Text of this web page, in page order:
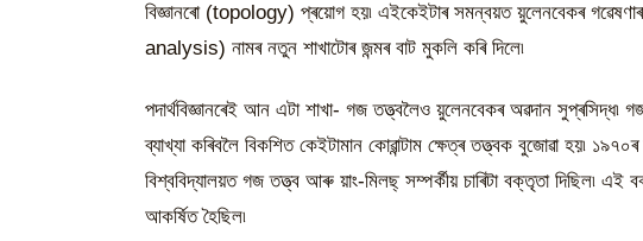
বিজ্ঞানৰো (topology) প্ৰয়োগ হয়৷ এইকেইটাৰ সমন্বয়ত য়ুলেনবেকৰ
analysis) নামৰ নতুন শাখাটোৰ জন্মৰ বাট মুকলি কৰি দিলে৷
পদাৰ্থবিজ্ঞানৰেই আন এটা শাখা- গজ তত্ত্বলৈও য়ুলেনবেকৰ অৱদান
ব্যাখ্যা কৰিবলৈ বিকশিত কেইটামান কোৱান্টাম ক্ষেত্ৰ তত্ত্বক বুজোৱা হয়৷
বিশ্ববিদ্যালয়ত গজ তত্ত্ব আৰু য়াং-মিলছ্ সম্পৰ্কীয় চাৰিটা বক্তৃতা দিছিল৷
আকৰ্ষিত হৈছিল৷